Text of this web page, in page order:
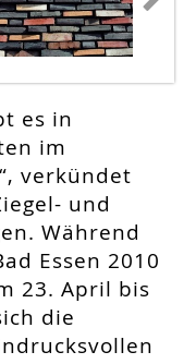
es in
im
verkündet
und
Während
Essen 2010
23. April bis
die